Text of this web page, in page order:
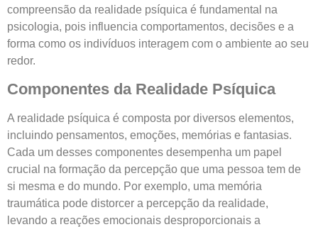
compreensão da realidade psíquica é fundamental na
psicologia, pois influencia comportamentos, decisões e a
forma como os indivíduos interagem com o ambiente ao seu
redor.
Componentes da Realidade Psíquica
A realidade psíquica é composta por diversos elementos,
incluindo pensamentos, emoções, memórias e fantasias.
Cada um desses componentes desempenha um papel
crucial na formação da percepção que uma pessoa tem de
si mesma e do mundo. Por exemplo, uma memória
traumática pode distorcer a percepção da realidade,
levando a reações emocionais desproporcionais a